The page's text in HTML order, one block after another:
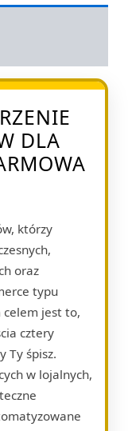
DLA
którzy
oraz
typu
celem jest to,
cztery
Ty śpisz.
w lojalnych,